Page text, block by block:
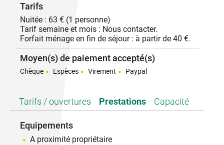
Tarifs
Nuitée : 63 € (1 personne)
Tarif semaine et mois : Nous contacter.
Forfait ménage en fin de séjour : à partir de 40 €.
Moyen(s) de paiement accepté(s)
Chèque Espèces Virement Paypal
Tarifs / ouvertures Prestations Capacité
Equipements
A proximité propriétaire